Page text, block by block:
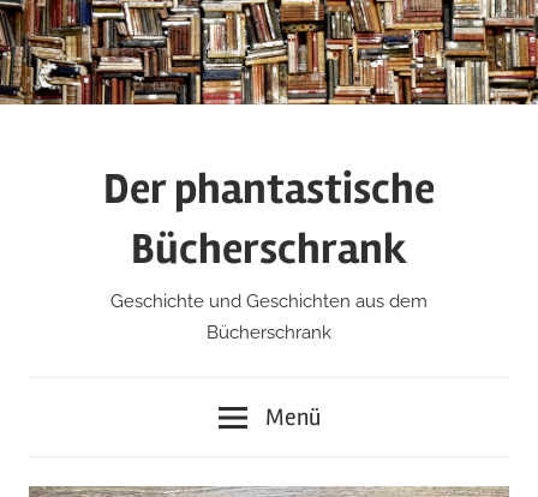
Zum
Inhalt
springen
Der phantastische
Bücherschrank
Geschichte und Geschichten aus dem
Bücherschrank
Menü